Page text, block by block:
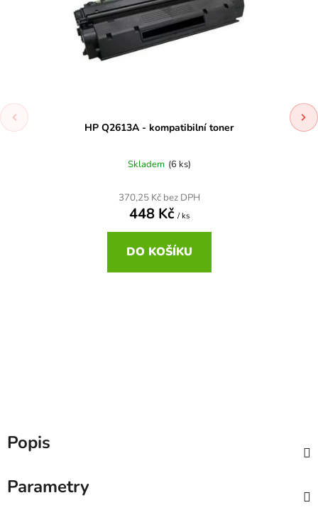
HP Q2613A - kompatibilní toner
Skladem (6 ks)
370,25 Kč bez DPH
448 Kč / ks
DO KOŠÍKU
Popis
Parametry